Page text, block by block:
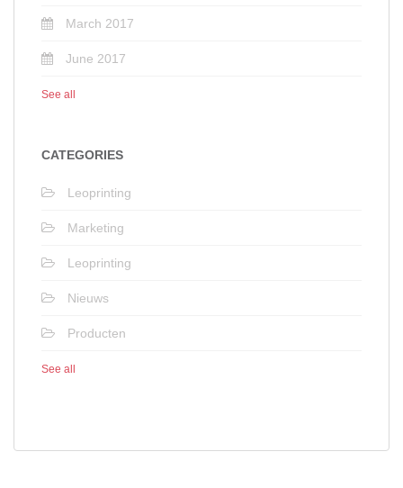
March 2017
June 2017
See all
CATEGORIES
Leoprinting
Marketing
Leoprinting
Nieuws
Producten
See all